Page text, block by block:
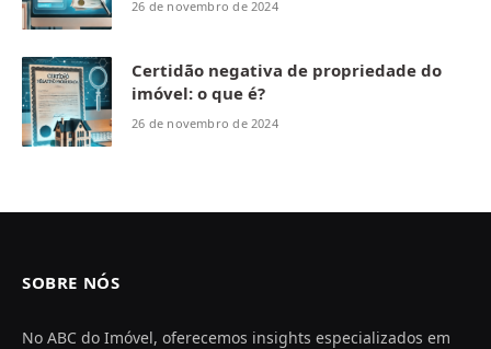
26 de novembro de 2024
Certidão negativa de propriedade do
imóvel: o que é?
26 de novembro de 2024
SOBRE NÓS
No ABC do Imóvel, oferecemos insights especializados em